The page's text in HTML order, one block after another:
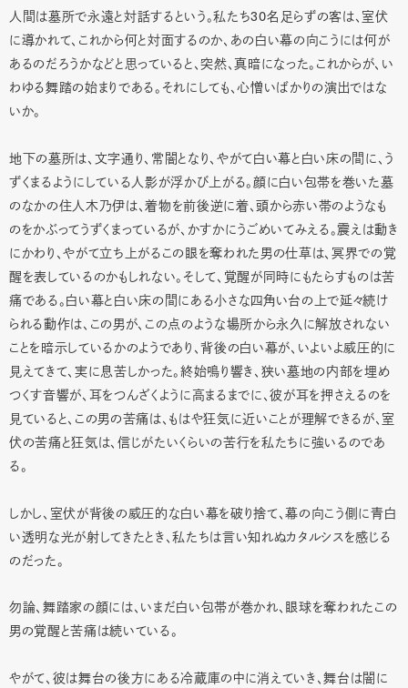
人間は墓所で永遠と対話するという。私たち30名足らずの客は、室伏
に導かれて、これから何と対面するのか、あの白い幕の向こうには何が
あるのだろうかなどと思っていると、突然、真暗になった。これからが、い
わゆる舞踏の始まりである。それにしても、心憎いばかりの演出ではな
いか。
地下の墓所は、文字通り、常闇となり、やがて白い幕と白い床の間に、う
ずくまるようにしている人影が浮かび上がる。顔に白い包帯を巻いた墓
のなかの住人木乃伊は、着物を前後逆に着、頭から赤い帯のようなも
のをかぶってうずくまっているが、かすかにうごめいてみえる。震えは動き
にかわり、やがて立ち上がるこの眼を奪われた男の仕草は、冥界での覚
醒を表しているのかもしれない。そして、覚醒が同時にもたらすものは苦
痛である。白い幕と白い床の間にある小さな四角い台の上で延々続け
られる動作は、この男が、この点のような場所から永久に解放されない
ことを暗示しているかのようであり、背後の白い幕が、いよいよ威圧的に
見えてきて、実に息苦しかった。終始鳴り響き、狭い墓地の内部を埋め
つくす音響が、耳をつんざくように高まるまでに、彼が耳を押さえるのを
見ていると、この男の苦痛は、もはや狂気に近いことが理解できるが、室
伏の苦痛と狂気は、信じがたいくらいの苦行を私たちに強いるのであ
る。
しかし、室伏が背後の威圧的な白い幕を破り捨て、幕の向こう側に青白
い透明な光が射してきたとき、私たちは言い知れぬカタルシスを感じる
のだった。
勿論、舞踏家の顔には、いまだ白い包帯が巻かれ、眼球を奪われたこの
男の覚醒と苦痛は続いている。
やがて、彼は舞台の後方にある冷蔵庫の中に消えていき、舞台は闇に